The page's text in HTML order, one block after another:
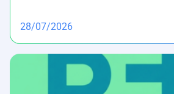
28/07/2026